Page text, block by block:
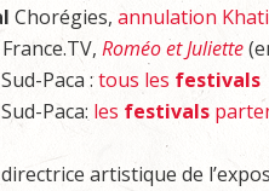
Chorégies, annulation
Roméo et Juliette
Paca :tous les festivals
Paca: les festivals
directrice artistique de